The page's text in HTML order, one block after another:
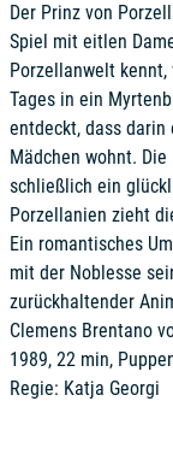
Der Prinz von
Spiel mit eitlen
Porzellanwelt
Tages in ein
entdeckt, dass darin
Mädchen wohnt.
schließlich ein
Porzellanien zieht
Ein romantisches
mit der Noblesse
zurückhaltender
Clemens Brentano
1989, 22 min,
Regie: Katja Georgi